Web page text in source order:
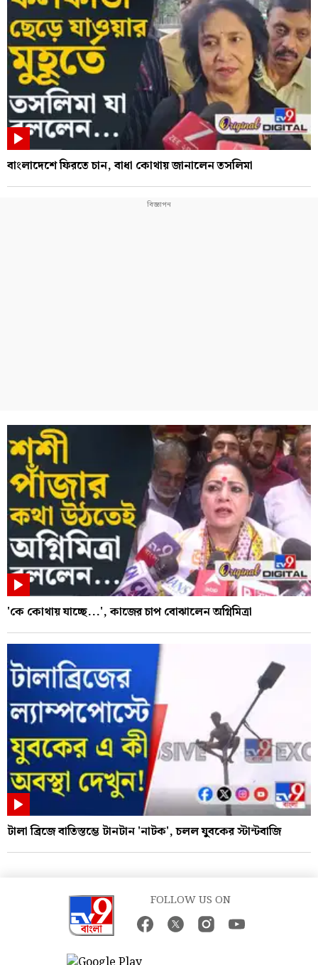
বাংলাদেশে ফিরতে চান, বাধা কোথায় জানালেন তসলিমা
'কে কোথায় যাচ্ছে...', কাজের চাপ বোঝালেন অগ্নিমিত্রা
টালা ব্রিজে বাতিস্তম্ভে টানটান 'নাটক', চলল যুবকের স্টান্টবাজি
FOLLOW US ON